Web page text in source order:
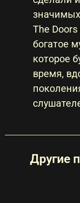
значимых
The
богатое
которое
время,
Другие